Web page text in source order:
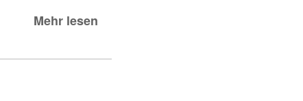
Mehr lesen